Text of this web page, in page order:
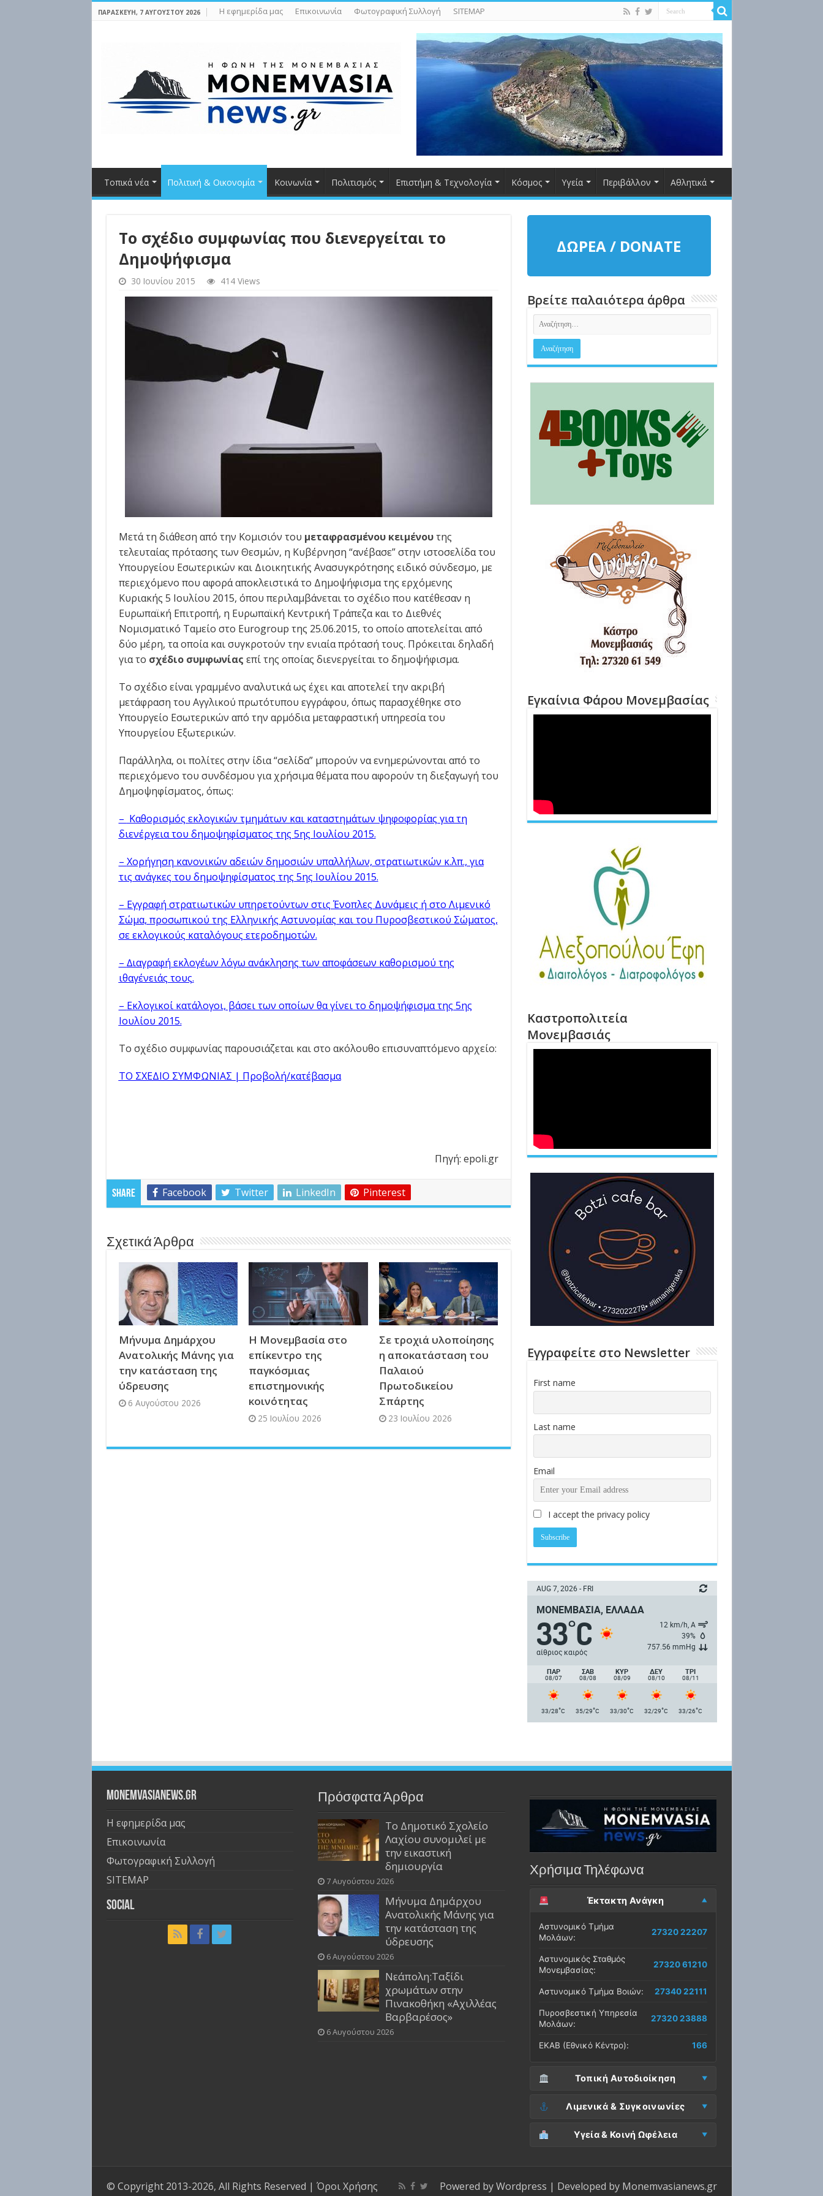
ΠΑΡΑΣΚΕΥΉ, 7 ΑΥΓΟΎΣΤΟΥ 2026 Η εφημερίδα μας Επικοινωνία Φωτογραφική Συλλογή SITEMAP
Τοπικά νέα Πολιτική & Οικονομία Κοινωνία Πολιτισμός Επιστήμη & Τεχνολογία Κόσμος Υγεία Περιβάλλον Αθλητικά
Το σχέδιο συμφωνίας που διενεργείται το
Δημοψήφισμα
30 Ιουνίου 2015 414 Views
Μετά τη διάθεση από την Κομισιόν του μεταφρασμένου κειμένουτης
τελευταίας πρότασης των Θεσμών, η Κυβέρνηση “ανέβασε” στην ιστοσελίδα του
Υπουργείου Εσωτερικών και Διοικητικής Ανασυγκρότησης ειδικό σύνδεσμο, με
περιεχόμενο που αφορά αποκλειστικά το Δημοψήφισμα της ερχόμενης
Κυριακής 5 Ιουλίου 2015, όπου περιλαμβάνεται το σχέδιο που κατέθεσαν η
Ευρωπαϊκή Επιτροπή, η Ευρωπαϊκή Κεντρική Τράπεζα και το Διεθνές
Νομισματικό Ταμείο στο Eurogroup της 25.06.2015, το οποίο αποτελείται από
δύο μέρη, τα οποία και συγκροτούν την ενιαία πρότασή τους. Πρόκειται δηλαδή
για το σχέδιο συμφωνίας επί της οποίας διενεργείται το δημοψήφισμα.
Το σχέδιο είναι γραμμένο αναλυτικά ως έχει και αποτελεί την ακριβή
μετάφραση του Αγγλικού πρωτότυπου εγγράφου, όπως παρασχέθηκε στο
Υπουργείο Εσωτερικών από την αρμόδια μεταφραστική υπηρεσία του
Υπουργείου Εξωτερικών.
Παράλληλα, οι πολίτες στην ίδια “σελίδα” μπορούν να ενημερώνονται από το
περιεχόμενο του συνδέσμου για χρήσιμα θέματα που αφορούν τη διεξαγωγή του
Δημοψηφίσματος, όπως:
– Καθορισμός εκλογικών τμημάτων και καταστημάτων ψηφοφορίας για τη
διενέργεια του δημοψηφίσματος της 5ης Ιουλίου 2015.
– Χορήγηση κανονικών αδειών δημοσιών υπαλλήλων, στρατιωτικών κ.λπ., για
τις ανάγκες του δηµοψηφίσµατος της 5ης Ιουλίου 2015.
– Εγγραφή στρατιωτικών υπηρετούντων στις Ένοπλες Δυνάμεις ή στο Λιµενικό
Σώµα, προσωπικού της Ελληνικής Αστυνομίας και του Πυροσβεστικού Σώματος,
σε εκλογικούς καταλόγους ετεροδηµοτών.
– ∆ιαγραφή εκλογέων λόγω ανάκλησης των αποφάσεων καθορισμού της
ιθαγένειάς τους.
– Εκλογικοί κατάλογοι, βάσει των οποίων θα γίνει το δηµοψήφισµα της 5ης
Ιουλίου 2015.
Το σχέδιο συμφωνίας παρουσιάζεται και στο ακόλουθο επισυναπτόμενο αρχείο:
ΤΟ ΣΧΕΔΙΟ ΣΥΜΦΩΝΙΑΣ | Προβολή/κατέβασμα
Πηγή: epoli.gr
Share Facebook Twitter LinkedIn Pinterest
Σχετικά Άρθρα
Μήνυμα Δημάρχου
Ανατολικής Μάνης για
την κατάσταση της
ύδρευσης
6 Αυγούστου 2026
Η Μονεμβασία στο
επίκεντρο της
παγκόσμιας
επιστημονικής
κοινότητας
25 Ιουλίου 2026
Σε τροχιά υλοποίησης
η αποκατάσταση του
Παλαιού
Πρωτοδικείου
Σπάρτης
23 Ιουλίου 2026
ΔΩΡΕΑ / DONATE
Βρείτε παλαιότερα άρθρα
Εγκαίνια Φάρου Μονεμβασίας
Καστροπολιτεία
Μονεμβασιάς
Εγγραφείτε στο Newsletter
First name
Last name
Email
I accept the privacy policy
AUG 7, 2026 - FRI
ΜΟΝΕΜΒΑΣΙΆ, ΕΛΛΆΔΑ
33°C
αίθριος καιρός
12 km/h, Α
39%
757.56 mmHg
ΠΑΡ
08/07
ΣΑΒ
08/08
ΚΥΡ
08/09
ΔΕΥ
08/10
ΤΡΙ
08/11
33/28°C 35/29°C 33/30°C 32/29°C 33/26°C
Monemvasianews.gr
Η εφημερίδα μας
Επικοινωνία
Φωτογραφική Συλλογή
SITEMAP
Social
Πρόσφατα Άρθρα
Το Δημοτικό Σχολείο
Λαχίου συνομιλεί με
την εικαστική
δημιουργία
7 Αυγούστου 2026
Μήνυμα Δημάρχου
Ανατολικής Μάνης για
την κατάσταση της
ύδρευσης
6 Αυγούστου 2026
Νεάπολη:Ταξίδι
χρωμάτων στην
Πινακοθήκη «Αχιλλέας
Βαρβαρέσος»
6 Αυγούστου 2026
Χρήσιμα Τηλέφωνα
Έκτακτη Ανάγκη
Αστυνομικό Τμήμα
Μολάων:
27320 22207
Αστυνομικός Σταθμός
Μονεμβασίας:
27320 61210
Αστυνομικό Τμήμα Βοιών: 27340 22111
Πυροσβεστική Υπηρεσία
Μολάων:
27320 23888
ΕΚΑΒ (Εθνικό Κέντρο): 166
Τοπική Αυτοδιοίκηση
Δήμος Μονεμβασίας
(Έδρα):
27323 60500
Δ.Ε. Μονεμβασίας
27323 60019
ΚΕΠ Μονεμβασίας: 27323 60031
Λιμενικά & Συγκοινωνίες
Λιμεναρχείο
Μονεμβασίας:
27320 61266
ΚΤΕΛ Λακωνίας (Σταθμός
Μολάων):
27320 22209
Υγεία & Κοινή Ωφέλεια
Powered byWordpress | Developed by Monemvasianews.gr
© Copyright 2013-2026, All Rights Reserved | Όροι Χρήσης